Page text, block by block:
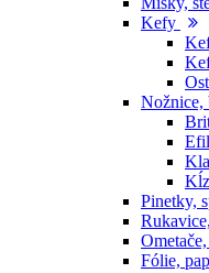
Kefy
Nožnice,
Pinetky,
Fólie,